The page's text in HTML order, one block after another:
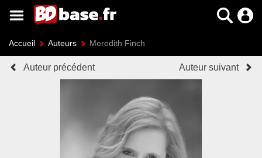
Accueil Auteurs Meredith Finch
Auteur précédent Auteur suivant